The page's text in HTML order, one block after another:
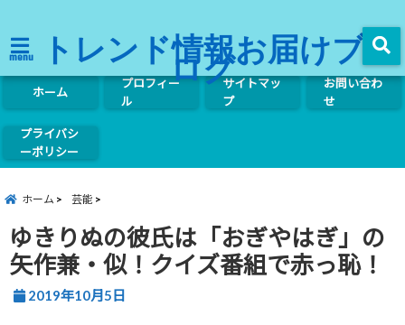
menu トレンド情報お届けブ
ログ
ホーム
プロフィー
ル
サイトマッ
プ
お問い合わ
せ
プライバシ
ーポリシー
ホーム 芸能
ゆきりぬの彼氏は「おぎやはぎ」の
矢作兼・似！クイズ番組で赤っ恥！
2019年10月5日